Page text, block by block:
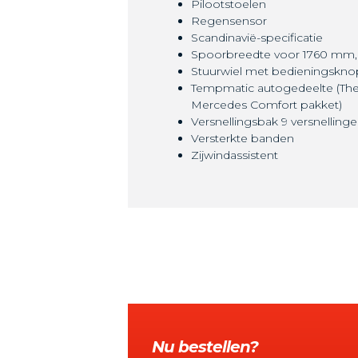
Pilootstoelen
Regensensor
Scandinavië-specificatie
Spoorbreedte voor 1760
Stuurwiel met
Tempmatic autogedeelte
Mercedes Comfort pakket)
Versnellingsbak 9
Versterkte banden
Zijwindassistent
Nu bestellen?